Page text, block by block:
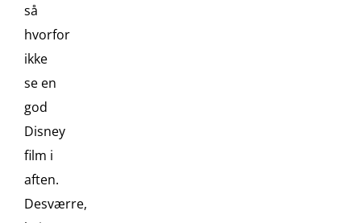
så
hvorfor
ikke
se en
god
Disney
film i
aften.
Desværre,